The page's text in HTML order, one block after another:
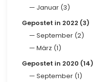
Januar (3)
Gepostet in 2022 (3)
September (2)
März (1)
Gepostet in 2020 (14)
September (1)